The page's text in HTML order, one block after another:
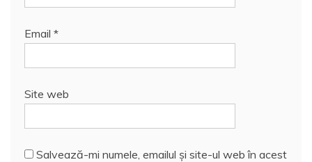
Email *
Site web
Salvează-mi numele, emailul și site-ul web în acest